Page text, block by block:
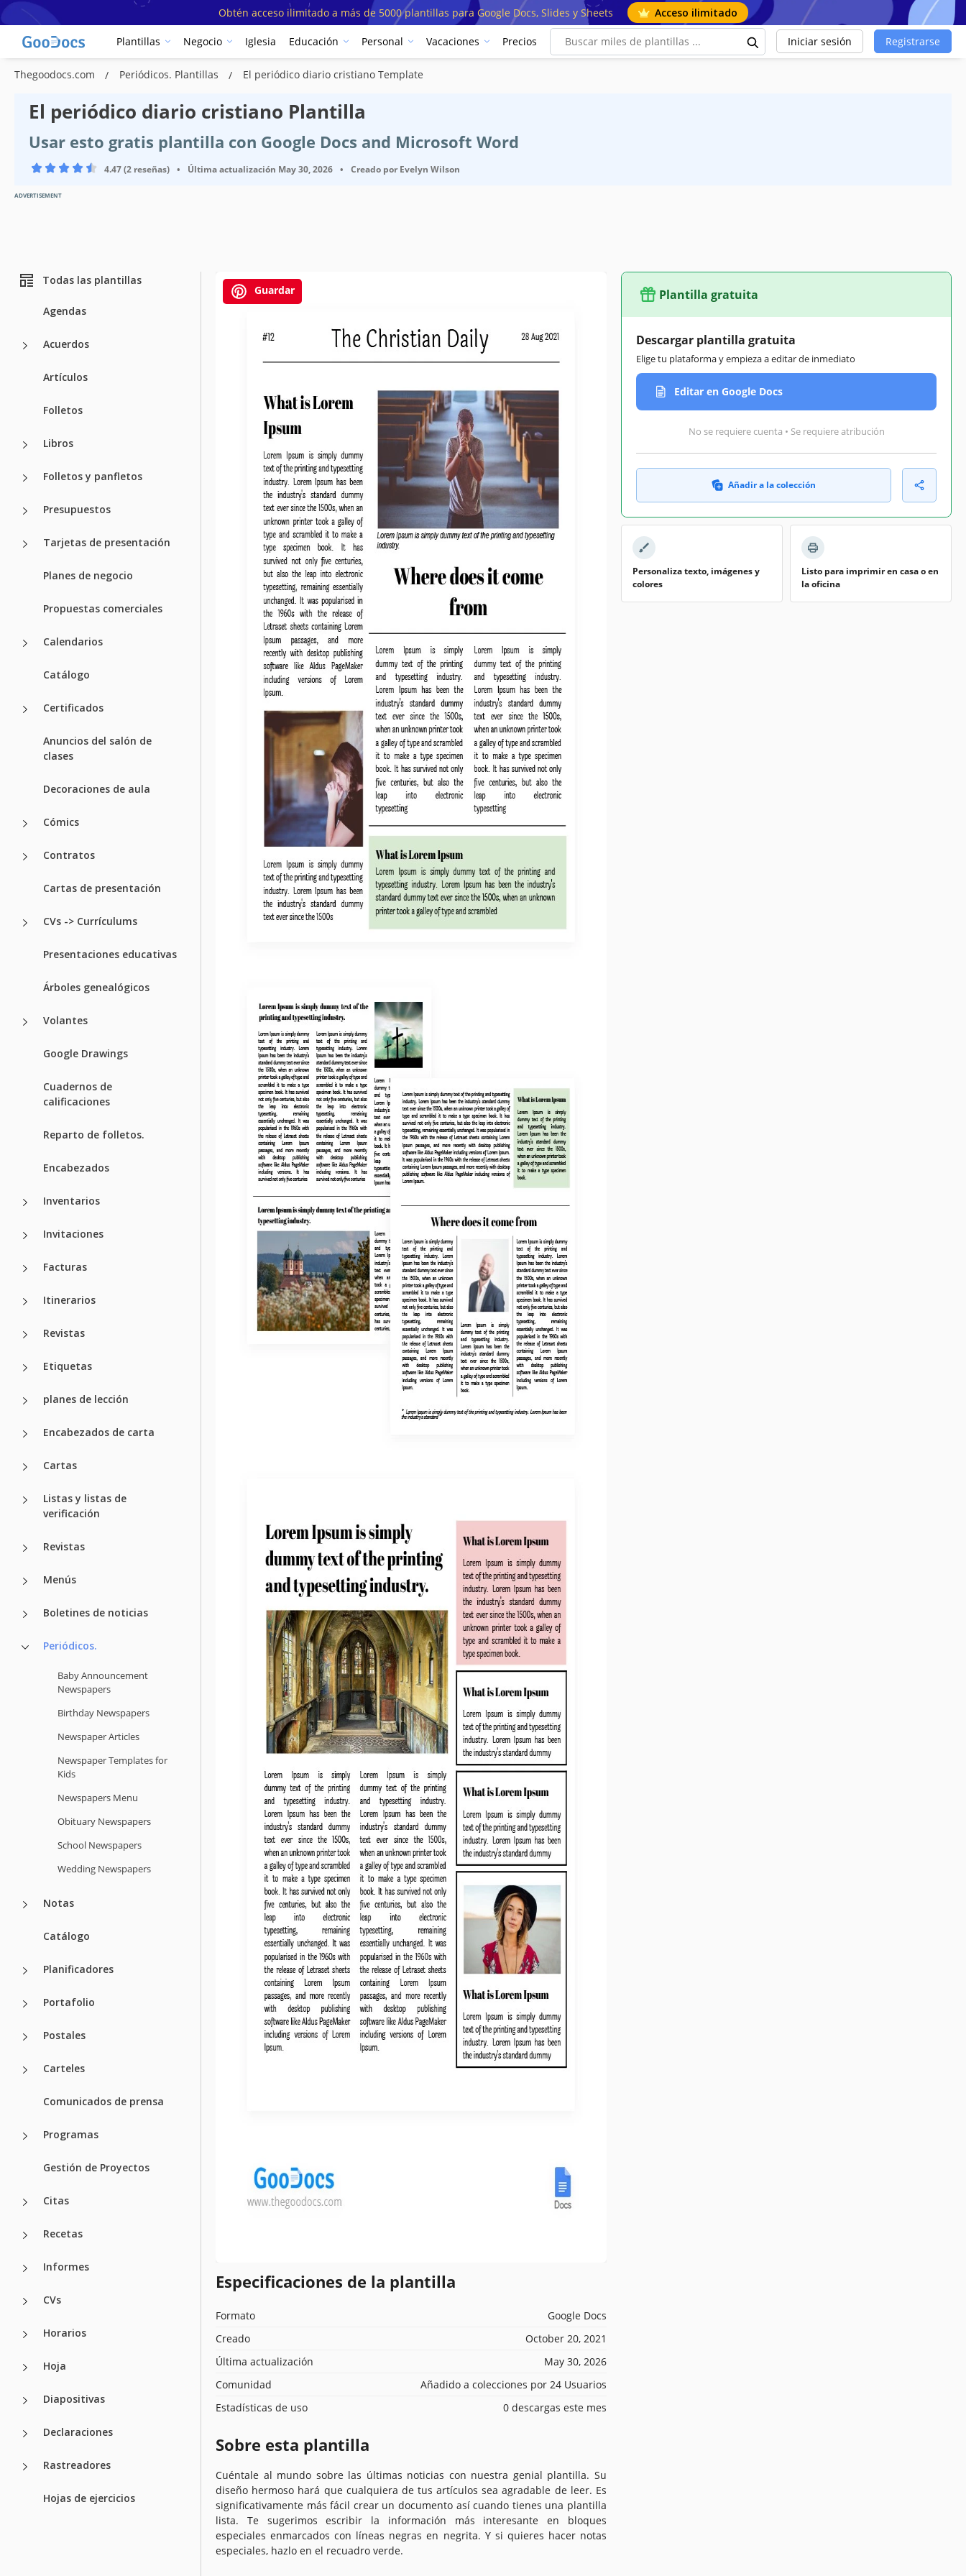
Obtén acceso ilimitado a más de 5000 plantillas para Google Docs, Slides y Sheets Acceso ilimitado
Plantillas Negocio Iglesia Educación Personal Vacaciones Precios Iniciar sesión Registrarse
Thegoodocs.com Periódicos. Plantillas El periódico diario cristiano Template
El periódico diario cristiano Plantilla
Usar esto gratis plantilla con Google Docs and Microsoft Word
4.47 (2 reseñas) • Última actualización May 30, 2026 • Creado por Evelyn Wilson
ADVERTISEMENT
Todas las plantillas
Agendas
Acuerdos
Artículos
Folletos
Libros
Folletos y panfletos
Presupuestos
Tarjetas de presentación
Planes de negocio
Propuestas comerciales
Calendarios
Catálogo
Certificados
Anuncios del salón de
clases
Decoraciones de aula
Cómics
Contratos
Cartas de presentación
CVs -> Currículums
Presentaciones educativas
Árboles genealógicos
Volantes
Google Drawings
Cuadernos de
calificaciones
Reparto de folletos.
Encabezados
Inventarios
Invitaciones
Facturas
Itinerarios
Revistas
Etiquetas
planes de lección
Encabezados de carta
Cartas
Listas y listas de
verificación
Revistas
Menús
Boletines de noticias
Periódicos.
Baby Announcement
Newspapers
Birthday Newspapers
Newspaper Articles
Newspaper Templates for
Kids
Newspapers Menu
Obituary Newspapers
School Newspapers
Wedding Newspapers
Notas
Catálogo
Planificadores
Portafolio
Postales
Carteles
Comunicados de prensa
Programas
Gestión de Proyectos
Citas
Recetas
Informes
CVs
Horarios
Hoja
Diapositivas
Declaraciones
Rastreadores
Hojas de ejercicios
Guardar
Especificaciones de la plantilla
Formato
Google Docs
Creado
October 20, 2021
Última actualización
May 30, 2026
Comunidad
Añadido a colecciones por 24 Usuarios
Estadísticas de uso
0 descargas este mes
Sobre esta plantilla
Cuéntale al mundo sobre las últimas noticias con nuestra genial plantilla. Su
diseño hermoso hará que cualquiera de tus artículos sea agradable de leer. Es
significativamente más fácil crear un documento así cuando tienes una plantilla
lista. Te sugerimos escribir la información más interesante en bloques
especiales enmarcados con líneas negras en negrita. Y si quieres hacer notas
especiales, hazlo en el recuadro verde.
Plantilla gratuita
Descargar plantilla gratuita
Elige tu plataforma y empieza a editar de inmediato
Editar en Google Docs
No se requiere cuenta • Se requiere atribución
Añadir a la colección
Personaliza texto, imágenes y
colores
Listo para imprimir en casa o en
la oficina